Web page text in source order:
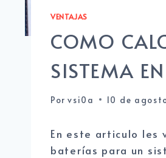
VENTAJAS
COMO
SISTEMA
Por vsi0a 10 de
En este articulo les
baterías para un